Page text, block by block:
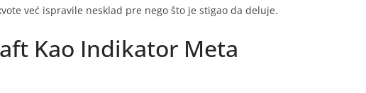
već ispravile nesklad pre nego što je stigao da deluje.
Kao Indikator Meta